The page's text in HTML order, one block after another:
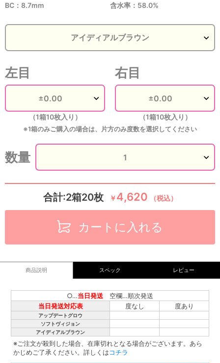
BC：8.7mm
含水率：58.0%
左目
（1箱10枚入り）
右目
（1箱10枚入り）
※1箱のみご購入の場合は、片方のみ度数を選択してください
数量
合計:2箱20枚 ￥4,620 （税込）
カートに入れる
商品説明 スペック レビュー
○…当日発送 空欄…順次発送
当日発送対応表
度なし 度あり
アップデートグロウ
ソフトヴィジョン
アイディアルブラウン
※ご注文が殺到した場合、在庫切れとなる場合がございます。あら
かじめご了承ください。詳しくはコチラ